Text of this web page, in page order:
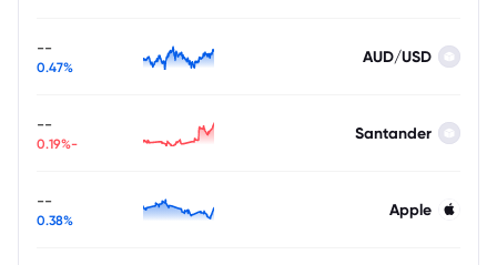
AUD/USD
--
0.47%
Santander
--
-0.19%
Apple
--
0.38%